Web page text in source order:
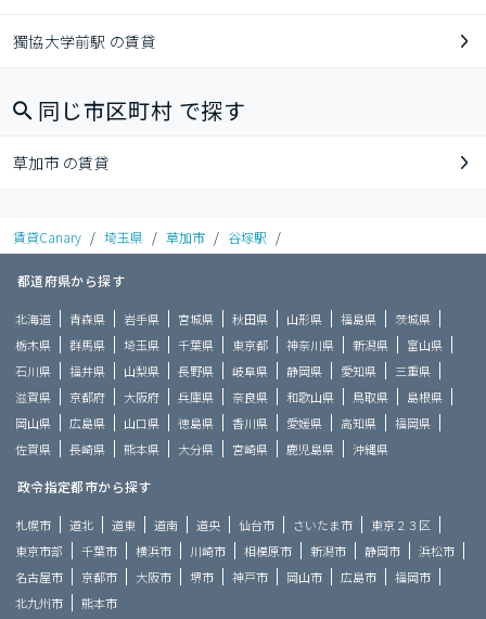
獨協大学前駅 の賃貸
同じ市区町村 で探す
草加市 の賃貸
賃貸Canary / 埼玉県 / 草加市 / 谷塚駅 /
都道府県から探す
北海道 青森県 岩手県 宮城県 秋田県 山形県 福島県
茨城県
栃木県
群馬県 埼玉県 千葉県 東京都 神奈川県 新潟県
富山県
石川県
福井県 山梨県 長野県 岐阜県 静岡県 愛知県
三重県
滋賀県
京都府 大阪府 兵庫県 奈良県 和歌山県 鳥取県
島根県
岡山県
広島県 山口県 徳島県 香川県 愛媛県 高知県
福岡県
佐賀県
長崎県 熊本県 大分県 宮崎県 鹿児島県 沖縄県
政令指定都市から探す
札幌市 道北 道東 道南 道央 仙台市 さいたま市
東京２３区
東京市部
千葉市 横浜市 川崎市 相模原市 新潟市 静岡市
浜松市
名古屋市
京都市 大阪市 堺市 神戸市 岡山市 広島市
福岡市
北九州市
熊本市